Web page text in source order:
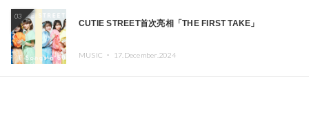
03
CUTIE STREET首次亮相「THE FIRST TAKE」
MUSIC ・ 17.December.2024